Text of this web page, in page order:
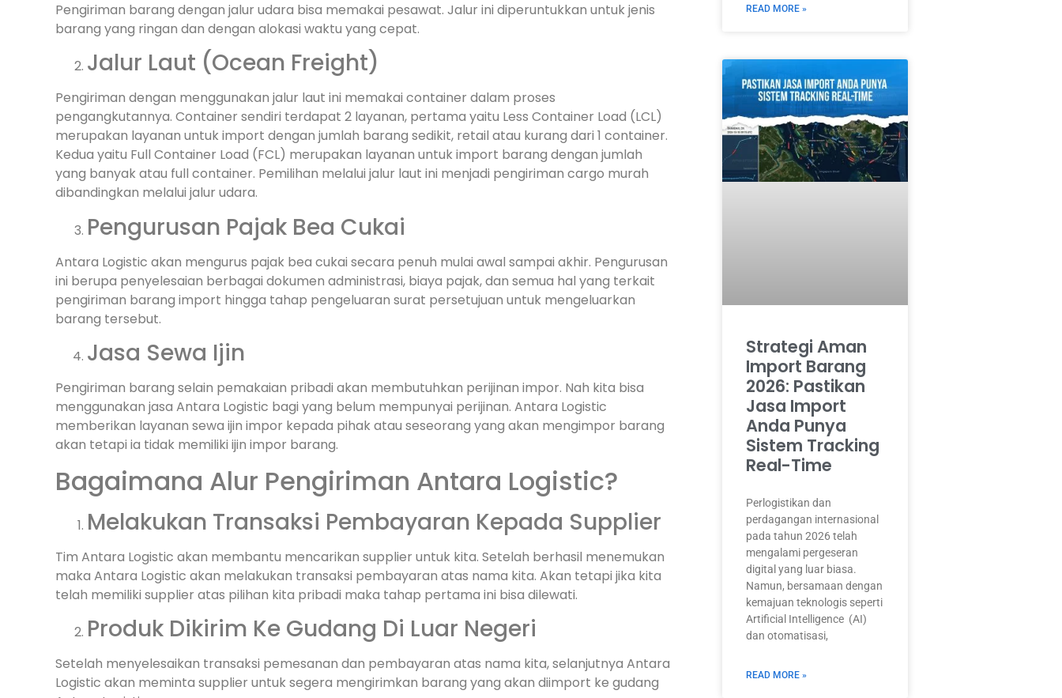
Pengiriman barang dengan jalur udara bisa memakai pesawat. Jalur ini diperuntukkan untuk jenis
barang yang ringan dan dengan alokasi waktu yang cepat.
Jalur Laut (Ocean Freight)
Pengiriman dengan menggunakan jalur laut ini memakai container dalam proses
pengangkutannya. Container sendiri terdapat 2 layanan, pertama yaitu Less Container Load (LCL)
merupakan layanan untuk import dengan jumlah barang sedikit, retail atau kurang dari 1 container.
Kedua yaitu Full Container Load (FCL) merupakan layanan untuk import barang dengan jumlah
yang banyak atau full container. Pemilihan melalui jalur laut ini menjadi pengiriman cargo murah
dibandingkan melalui jalur udara.
Pengurusan Pajak Bea Cukai
Antara Logistic akan mengurus pajak bea cukai secara penuh mulai awal sampai akhir. Pengurusan
ini berupa penyelesaian berbagai dokumen administrasi, biaya pajak, dan semua hal yang terkait
pengiriman barang import hingga tahap pengeluaran surat persetujuan untuk mengeluarkan
barang tersebut.
Jasa Sewa Ijin
Pengiriman barang selain pemakaian pribadi akan membutuhkan perijinan impor. Nah kita bisa
menggunakan jasa Antara Logistic bagi yang belum mempunyai perijinan. Antara Logistic
memberikan layanan sewa ijin impor kepada pihak atau seseorang yang akan mengimpor barang
akan tetapi ia tidak memiliki ijin impor barang.
Bagaimana Alur Pengiriman Antara Logistic?
Melakukan Transaksi Pembayaran Kepada Supplier
Tim Antara Logistic akan membantu mencarikan supplier untuk kita. Setelah berhasil menemukan
maka Antara Logistic akan melakukan transaksi pembayaran atas nama kita. Akan tetapi jika kita
telah memiliki supplier atas pilihan kita pribadi maka tahap pertama ini bisa dilewati.
Produk Dikirim Ke Gudang Di Luar Negeri
Setelah menyelesaikan transaksi pemesanan dan pembayaran atas nama kita, selanjutnya Antara
Logistic akan meminta supplier untuk segera mengirimkan barang yang akan diimport ke gudang
READ MORE »
Strategi Aman
Import Barang
2026: Pastikan
Jasa Import
Anda Punya
Sistem Tracking
Real-Time
Perlogistikan dan
perdagangan internasional
pada tahun 2026 telah
mengalami pergeseran
digital yang luar biasa.
Namun, bersamaan dengan
kemajuan teknologis seperti
Artificial Intelligence (AI)
dan otomatisasi,
READ MORE »